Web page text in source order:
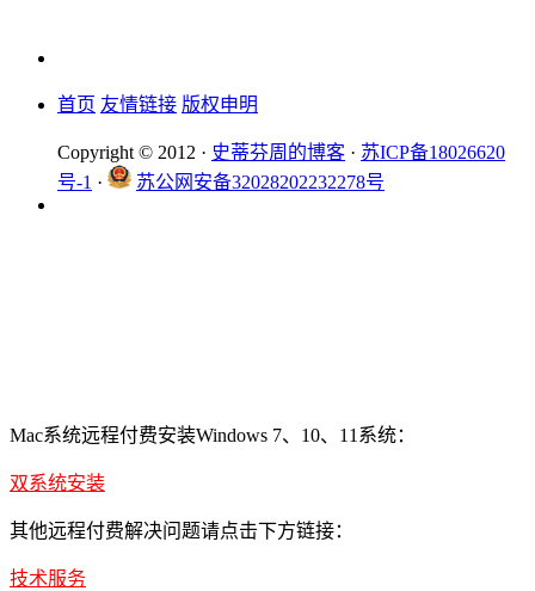
首页 友情链接 版权申明
Copyright © 2012 · 史蒂芬周的博客 · 苏ICP备18026620
号-1 · 苏公网安备32028202232278号
Mac系统远程付费安装Windows 7、10、11系统：
双系统安装
其他远程付费解决问题请点击下方链接：
技术服务